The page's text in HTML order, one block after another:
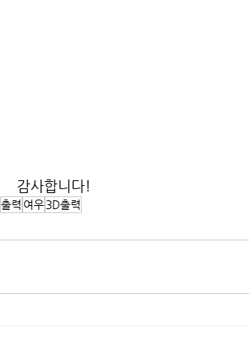
감사합니다!
출력 여우3D출력